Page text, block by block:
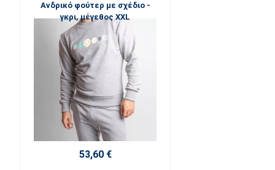
Ανδρικό φούτερ με σχέδιο -
γκρι, μέγεθος XXL
53,60 €